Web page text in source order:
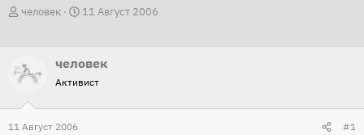
А
о
т
е
человек
Д
а
н
а
11 Август 2006
человек
Активист
11 Август 2006 #1